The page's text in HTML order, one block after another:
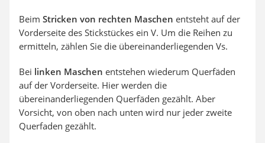
Beim Stricken von rechten Maschen entsteht auf der
Vorderseite des Stickstückes ein V. Um die Reihen zu
ermitteln, zählen Sie die übereinanderliegenden Vs.
Bei linken Maschen entstehen wiederum Querfäden
auf der Vorderseite. Hier werden die
übereinanderliegenden Querfäden gezählt. Aber
Vorsicht, von oben nach unten wird nur jeder zweite
Querfaden gezählt.